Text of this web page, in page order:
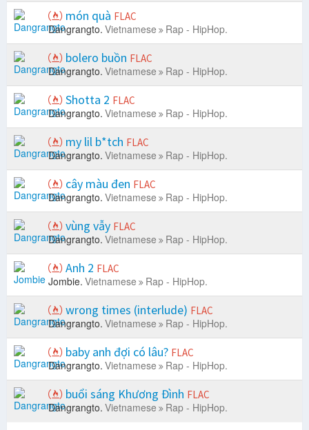
món quà FLAC
Dangrangto. Vietnamese Rap - HipHop.
bolero buồn FLAC
Dangrangto. Vietnamese Rap - HipHop.
Shotta 2 FLAC
Dangrangto. Vietnamese Rap - HipHop.
my lil b*tch FLAC
Dangrangto. Vietnamese Rap - HipHop.
cây màu đen FLAC
Dangrangto. Vietnamese Rap - HipHop.
vùng vẫy FLAC
Dangrangto. Vietnamese Rap - HipHop.
Anh 2 FLAC
Jombie. Vietnamese Rap - HipHop.
wrong times (interlude) FLAC
Dangrangto. Vietnamese Rap - HipHop.
baby anh đợi có lâu? FLAC
Dangrangto. Vietnamese Rap - HipHop.
buổi sáng Khương Đình FLAC
Dangrangto. Vietnamese Rap - HipHop.